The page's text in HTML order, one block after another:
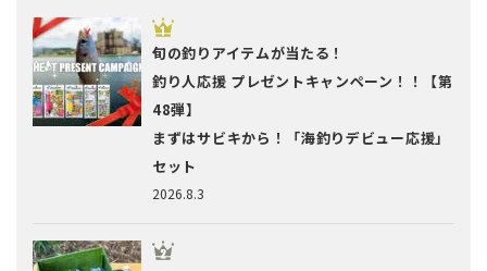
2026.8.3
旬の釣りアイテムが当たる！
釣り人応援 プレゼントキャンペーン！！【第
48弾】
まずはサビキから！「海釣りデビュー応援」
セット